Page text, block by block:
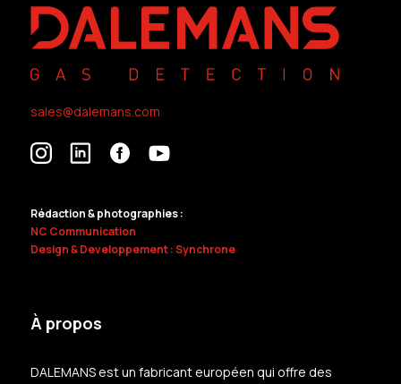
sales@dalemans.com
Rédaction & photographies :
NC Communication
Design & Developpement : Synchrone
À propos
DALEMANS est un fabricant européen qui offre des